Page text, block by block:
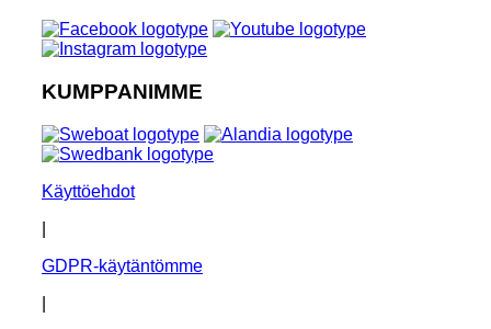
KUMPPANIMME
Käyttöehdot
GDPR-käytäntömme